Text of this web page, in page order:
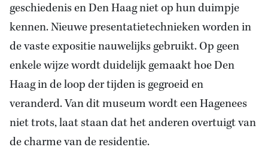
geschiedenis en Den Haag niet op hun duimpje
kennen. Nieuwe presentatietechnieken worden in
de vaste expositie nauwelijks gebruikt. Op geen
enkele wijze wordt duidelijk gemaakt hoe Den
Haag in de loop der tijden is gegroeid en
veranderd. Van dit museum wordt een Hagenees
niet trots, laat staan dat het anderen overtuigt van
de charme van de residentie.